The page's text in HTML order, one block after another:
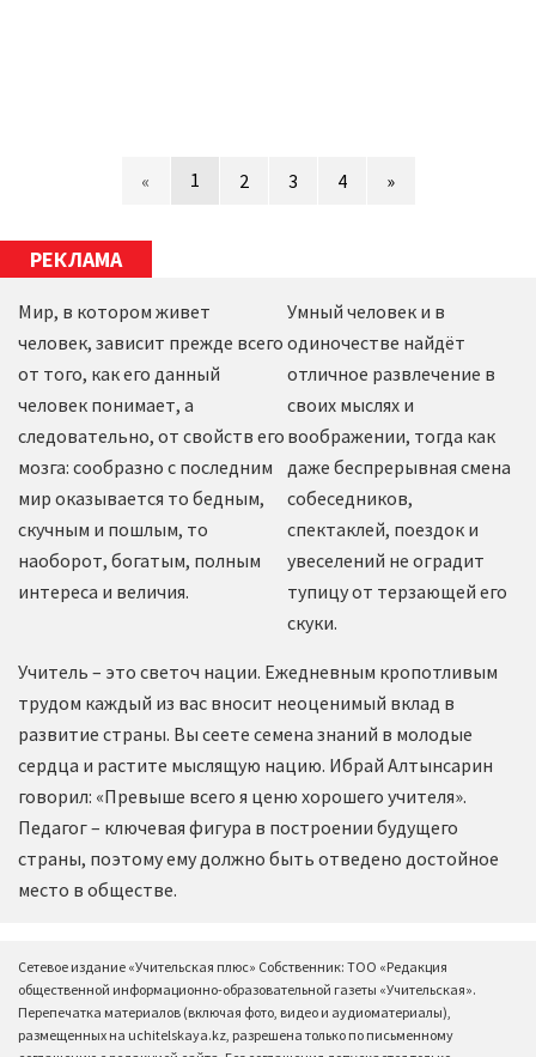
« 1 2 3 4 »
РЕКЛАМА
Мир, в котором живет
человек, зависит прежде всего
от того, как его данный
человек понимает, а
следовательно, от свойств его
мозга: сообразно с последним
мир оказывается то бедным,
скучным и пошлым, то
наоборот, богатым, полным
интереса и величия.
Умный человек и в
одиночестве найдёт
отличное развлечение в
своих мыслях и
воображении, тогда как
даже беспрерывная смена
собеседников,
спектаклей, поездок и
увеселений не оградит
тупицу от терзающей его
скуки.
Учитель – это светоч нации. Ежедневным кропотливым
трудом каждый из вас вносит неоценимый вклад в
развитие страны. Вы сеете семена знаний в молодые
сердца и растите мыслящую нацию. Ибрай Алтынсарин
говорил: «Превыше всего я ценю хорошего учителя».
Педагог – ключевая фигура в построении будущего
страны, поэтому ему должно быть отведено достойное
место в обществе.
Сетевое издание «Учительская плюс» Собственник: ТОО «Редакция
общественной информационно-образовательной газеты «Учительская».
Перепечатка материалов (включая фото, видео и аудиоматериалы),
размещенных на uchitelskaya.kz, разрешена только по письменному